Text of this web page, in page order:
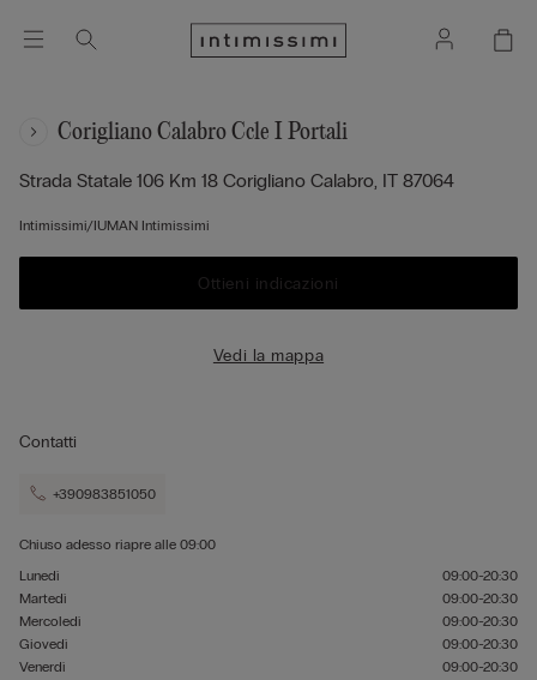
Corigliano Calabro Ccle I Portali
Strada Statale 106 Km 18 Corigliano Calabro, IT 87064
Intimissimi/IUMAN Intimissimi
Ottieni indicazioni
Vedi la mappa
Contatti
+390983851050
Chiuso adesso riapre alle 09:00
Lunedì
09:00-20:30
Martedì
09:00-20:30
Mercoledì
09:00-20:30
Giovedì
09:00-20:30
Venerdì
09:00-20:30